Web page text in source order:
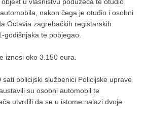
nakon čega je otuđio i osobni
Octavia zagrebačkih registarskih
godišnjaka te pobjegao.
iznosi oko 3.150 eura.
policijski službenici Policijske uprave
su osobni automobil te
utvrdili da se u istome nalazi dvoje